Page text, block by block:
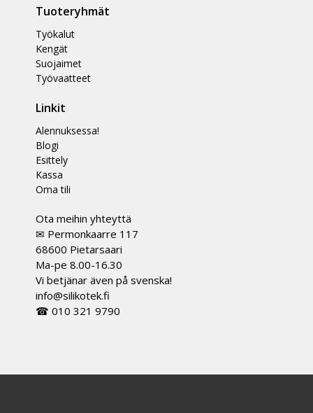
Tuoteryhmät
Työkalut
Kengät
Suojaimet
Työvaatteet
Linkit
Alennuksessa!
Blogi
Esittely
Kassa
Oma tili
Ota meihin yhteyttä
✉ Permonkaarre 117
68600 Pietarsaari
Ma-pe 8.00-16.30
Vi betjänar även på svenska!
info@silikotek.fi
☎ 010 321 9790